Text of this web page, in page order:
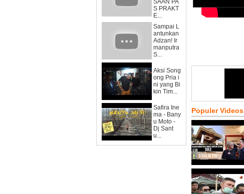
SAAN PA
S PRAKT
E...
Sampai L
antunkan
Adzan! Ir
manputra
S...
Aksi Song
ong Pria i
ni yang Bi
kin Tim...
Safira Ine
ma - Bany
u Moto -
Dj Sant
u...
Populer Videos